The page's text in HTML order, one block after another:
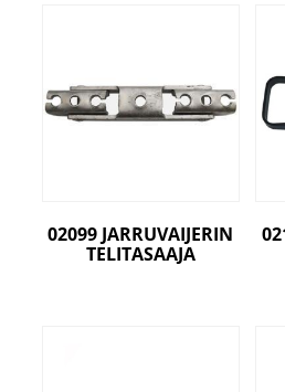
02099 JARRUVAIJERIN
TELITASAAJA